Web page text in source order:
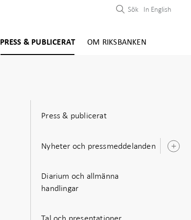
PRESS & PUBLICERAT OM RIKSBANKEN
Sök In English
Press & publicerat
Nyheter och pressmeddelanden
Diarium och allmänna
handlingar